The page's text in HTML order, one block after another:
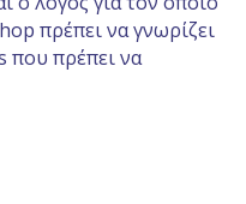
πρέπει να γνωρίζει
που πρέπει να